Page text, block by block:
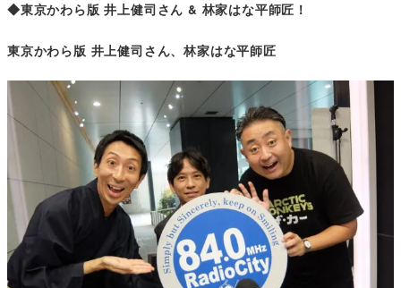
◆東京かわら版 井上健司 さん & 林家はな平師匠！
東京かわら版 井上健司さん、林家はな平師匠